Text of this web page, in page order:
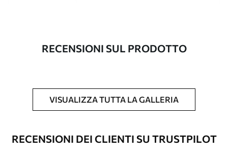
Produzione
L'immagine viene stampata nel formato
desiderato e tagliata in strisce identiche
Opzioni
È possibile aggiungere un rivestimento
RECENSIONI SUL PRODOTTO
VISUALIZZA TUTTA LA GALLERIA
RECENSIONI DEI CLIENTI SU TRUSTPILOT